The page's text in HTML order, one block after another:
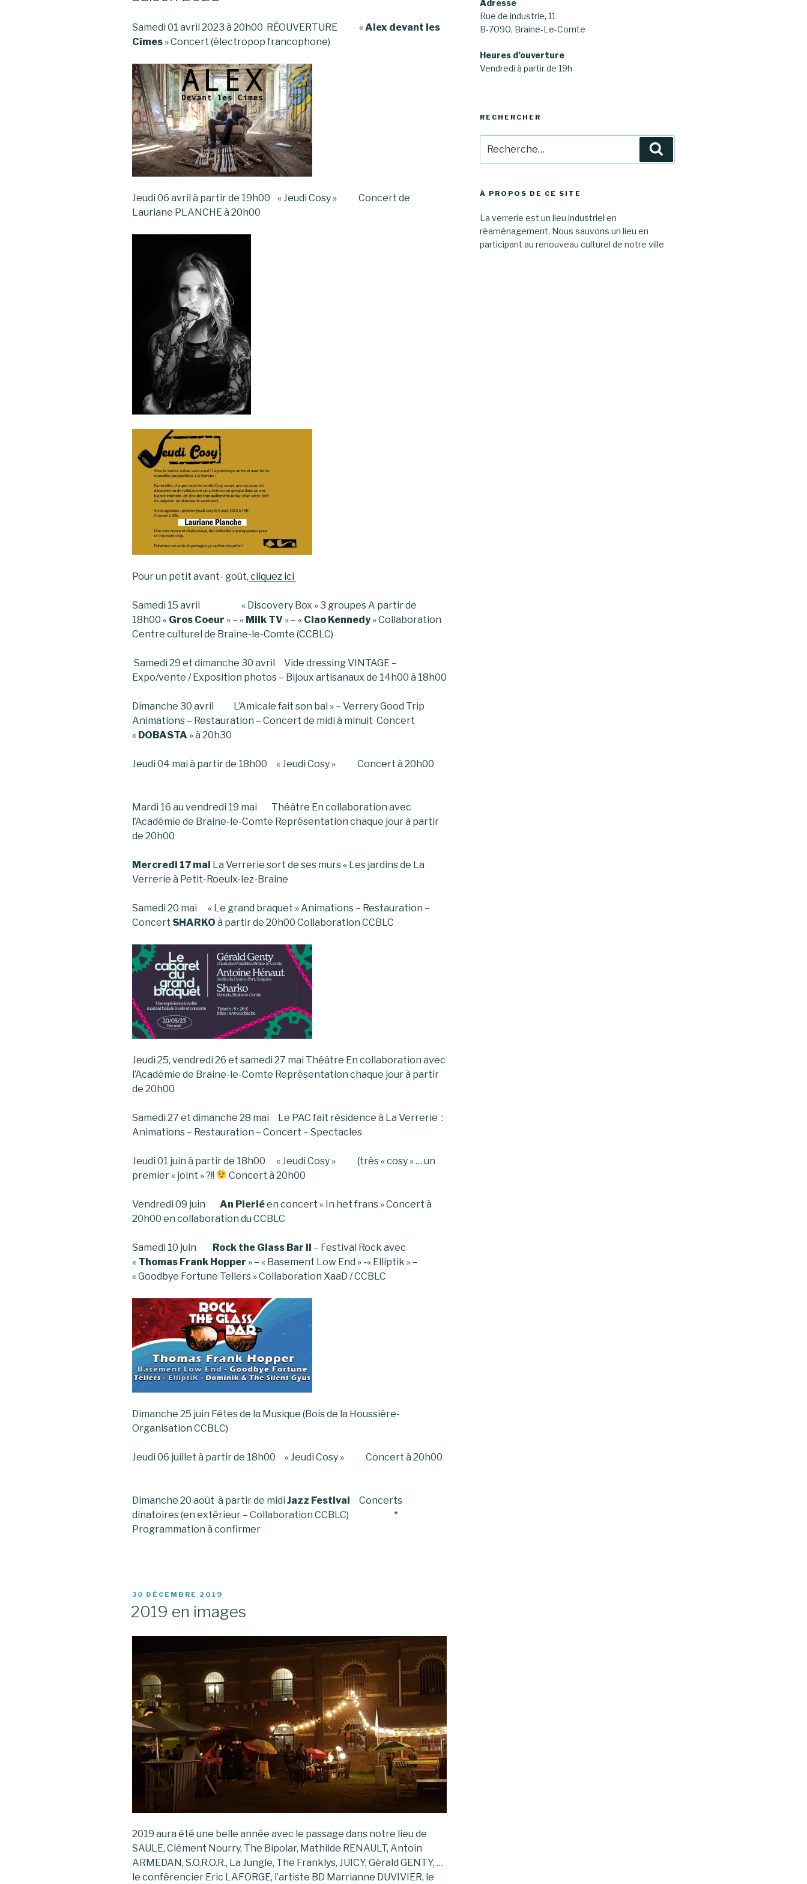
Samedi 01 avril 2023 à 20h00 RÉOUVERTURE «Alex devant les
Cîmes » Concert (électropop francophone)
Jeudi 06 avril à partir de 19h00 « Jeudi Cosy » Concert de
Lauriane PLANCHE à 20h00
Pour un petit avant- goût, cliquez ici
Samedi 15 avril « Discovery Box » 3 groupes A partir de
18h00 « Gros Coeur » – « Milk TV » – « Ciao Kennedy» Collaboration
Centre culturel de Braine-le-Comte (CCBLC)
Samedi 29 et dimanche 30 avril Vide dressing VINTAGE –
Expo/vente / Exposition photos – Bijoux artisanaux de 14h00 à 18h00
Dimanche 30 avril L’Amicale fait son bal » – Verrery Good Trip
Animations – Restauration – Concert de midi à minuit Concert
« DOBASTA » à 20h30
Jeudi 04 mai à partir de 18h00 « Jeudi Cosy » Concert à 20h00
Mardi 16 au vendredi 19 mai Théâtre En collaboration avec
l’Académie de Braine-le-Comte Représentation chaque jour à partir
de 20h00
Mercredi 17 mai La Verrerie sort de ses murs « Les jardins de La
Verrerie à Petit-Roeulx-lez-Braine
Samedi 20 mai « Le grand braquet » Animations – Restauration –
Concert SHARKO à partir de 20h00 Collaboration CCBLC
Jeudi 25, vendredi 26 et samedi 27 mai Théâtre En collaboration avec
l’Académie de Braine-le-Comte Représentation chaque jour à partir
de 20h00
Samedi 27 et dimanche 28 mai Le PAC fait résidence à La Verrerie :
Animations – Restauration – Concert – Spectacles
Jeudi 01 juin à partir de 18h00 « Jeudi Cosy » (très « cosy » … un
premier « joint » ?!!
Concert à 20h00
Vendredi 09 juin An Pierléen concert « In het frans » Concert à
20h00 en collaboration du CCBLC
Samedi 10 juin Rock the Glass Bar II – Festival Rock avec
« Thomas Frank Hopper » – « Basement Low End » -« Elliptik » –
« Goodbye Fortune Tellers » Collaboration XaaD / CCBLC
Dimanche 25 juin Fêtes de la Musique (Bois de la Houssière-
Organisation CCBLC)
Jeudi 06 juillet à partir de 18h00 « Jeudi Cosy » Concert à 20h00
Dimanche 20 août à partir de midi Jazz Festival
Concerts
dinatoires (en extérieur – Collaboration CCBLC) *
Programmation à confirmer
PUBLIÉ
30 DÉCEMBRE 2019
2019 en images
2019 aura été une belle année avec le passage dans notre lieu de
SAULE, Clément Nourry, The Bipolar, Mathilde RENAULT, Antoin
ARMEDAN, S.O.R.O.R., La Jungle, The Franklys, JUICY, Gérald GENTY, …
le conférencier Eric LAFORGE, l’artiste BD Marrianne DUVIVIER, le
Adresse
Rue de industrie, 11
B-7090, Braine-Le-Comte
Heures d’ouverture
Vendredi à partir de 19h
RECHERCHER
pour
:
À PROPOS DE CE SITE
La verrerie est un lieu industriel en
réaménagement. Nous sauvons un lieu en
participant au renouveau culturel de notre ville